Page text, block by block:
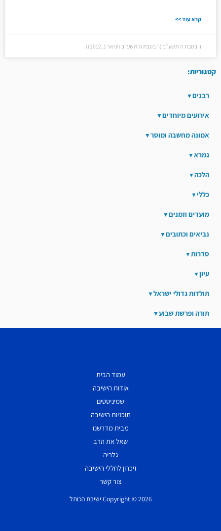
קרא עוד >>
ו׳ בטבת ה׳תשע״ב (ו׳ בטבת ה׳תשע״ב (ינואר 1, 2012))
קטגוריות:
רבנים
אירועים מיוחדים
אמונה מחשבה ומוסר
גמרא
הלכה
כללי
מועדים וזמנים
נביאים וכתובים
סדרות
עיון
תולדות גדולי ישראל
תורה ופרשת שבוע
עמוד הבית
אודות הישיבה
שמיניסטים
תוכניות הישיבה
מבית מדרשנו
שאל את הרב
גלריה
זיכרון לחללי הישיבה
צור קשר
Copyright © 2026 ישיבת הכותל